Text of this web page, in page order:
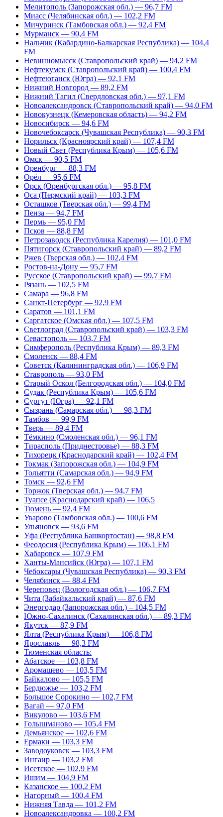
Мелитополь (Запорожская обл.) — 96,7 FM
Миасс (Челябинская обл.) — 102,2 FM
Мичуринск (Тамбовская обл.) — 92,4 FM
Мурманск — 90,4 FM
Нальчик (Кабардино-Балкарская Республика) — 104,4
FM
Невинномысск (Ставропольский край) — 94,2 FM
Нефтекумск (Ставропольский край) — 100,4 FM
Нефтеюганск (Югра) — 92,1 FM
Нижний Новгород — 89,2 FM
Нижний Тагил (Свердловская обл.) — 97,1 FM
Новоалександровск (Ставропольский край) — 94,0 FM
Новокузнецк (Кемеровская область) — 94,2 FM
Новосибирск — 94,6 FM
Новочебоксарск (Чувашская Республика) — 90,3 FM
Норильск (Красноярский край) — 107,4 FM
Новый Свет (Республика Крым) — 105,6 FM
Омск — 90,5 FM
Оренбург — 88,3 FM
Орёл — 95,6 FM
Орск (Оренбургская обл.) — 95,8 FM
Оса (Пермский край) — 103,3 FM
Осташков (Тверская обл.) — 99,4 FM
Пенза — 94,7 FM
Пермь — 95,0 FM
Псков — 88,8 FM
Петрозаводск (Республика Карелия) — 101,0 FM
Пятигорск (Ставропольский край) — 89,2 FM
Ржев (Тверская обл.) — 102,4 FM
Ростов-на-Дону — 95,7 FM
Русское (Ставропольский край) — 99,7 FM
Рязань — 102,5 FM
Самара — 96,8 FM
Санкт-Петербург — 92,9 FM
Саратов — 101,1 FM
Саргатское (Омская обл.) — 107,5 FM
Светлоград (Ставропольский край) — 103,3 FM
Севастополь — 103,7 FM
Симферополь (Республика Крым) — 89,3 FM
Смоленск — 88,4 FM
Советск (Калининградская обл.) — 106,9 FM
Ставрополь — 93,0 FM
Старый Оскол (Белгородская обл.) — 104,0 FM
Судак (Республика Крым) — 105,6 FM
Сургут (Югра) — 92,1 FM
Сызрань (Самарская обл.) — 98,3 FM
Тамбов — 99,9 FM
Тверь — 89,4 FM
Тёмкино (Смоленская обл.) — 96,1 FM
Тирасполь (Приднестровье) — 88,3 FM
Тихорецк (Краснодарский край) — 102,4 FM
Токмак (Запорожская обл.) — 104,9 FM
Тольятти (Самарская обл.) — 94,9 FM
Томск — 92,6 FM
Торжок (Тверская обл.) — 94,7 FM
Туапсе (Краснодарский край) — 106,5
Тюмень — 92,4 FM
Уварово (Тамбовская обл.) — 100,6 FM
Ульяновск — 93,6 FM
Уфа (Республика Башкортостан) — 98,8 FM
Феодосия (Республика Крым) — 106,1 FM
Хабаровск — 107,9 FM
Ханты-Мансийск (Югра) — 107,1 FM
Чебоксары (Чувашская Республика) — 90,3 FM
Челябинск — 88,4 FM
Череповец (Вологодская обл.) — 106,7 FM
Чита (Забайкальский край) — 87,6 FM
Энергодар (Запорожская обл.) – 104,5 FM
Южно-Сахалинск (Сахалинская обл.) — 89,3 FM
Якутск — 87,9 FM
Ялта (Республика Крым) — 106,8 FM
Ярославль — 98,3 FM
Тюменская область:
Абатское — 103,8 FM
Аромашево — 103,5 FM
Байкалово — 105,5 FM
Бердюжье — 103,2 FM
Большое Сорокино — 102,7 FM
Вагай — 97,0 FM
Викулово — 103,6 FM
Голышманово — 105,4 FM
Демьянское — 102,6 FM
Ермаки — 103,3 FM
Заводоуковск — 103,3 FM
Ингаир — 103,2 FM
Исетское — 102,9 FM
Ишим — 104,9 FM
Казанское — 100,2 FM
Нагорный — 100,4 FM
Нижняя Тавда — 101,2 FM
Новоалександровка — 100,2 FM